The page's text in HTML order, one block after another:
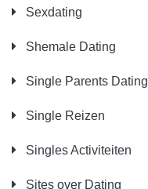
Sexdating
Shemale Dating
Single Parents Dating
Single Reizen
Singles Activiteiten
Sites over Dating